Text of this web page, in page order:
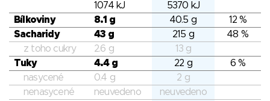
1074 kJ
5370 kJ
Bílkoviny
8.1 g 40.5 g
12 %
Sacharidy
43 g 215 g
48 %
z toho cukry
2.6 g
13 g
Tuky
4.4 g 22 g
6 %
nasycené
0.4 g
2 g
nenasycené
neuvedeno
neuvedeno